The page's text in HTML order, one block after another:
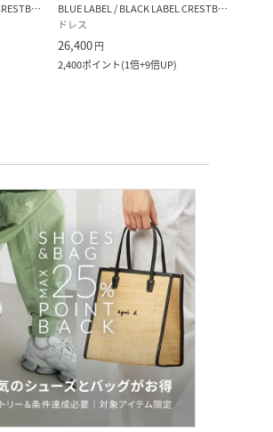
BLUE LABEL / BLACK LABEL CRESTBRIDGE
BLUE LABEL / BLACK LABEL CRESTBRIDGE
ドレス
26,400円
2,400ポイント(1倍+9倍UP)